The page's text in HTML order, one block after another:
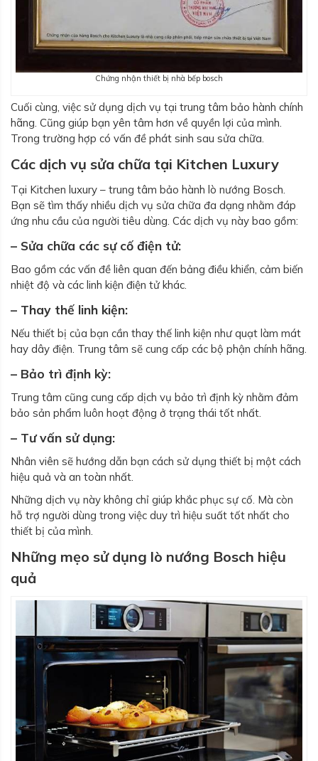
Chứng nhận thiết bị nhà bếp bosch
Cuối cùng, việc sử dụng dịch vụ tại trung tâm bảo hành chính
hãng. Cũng giúp bạn yên tâm hơn về quyền lợi của mình.
Trong trường hợp có vấn đề phát sinh sau sửa chữa.
Các dịch vụ sửa chữa tại Kitchen Luxury
Tại Kitchen luxury – trung tâm bảo hành lò nướng Bosch.
Bạn sẽ tìm thấy nhiều dịch vụ sửa chữa đa dạng nhằm đáp
ứng nhu cầu của người tiêu dùng. Các dịch vụ này bao gồm:
– Sửa chữa các sự cố điện tử:
Bao gồm các vấn đề liên quan đến bảng điều khiển, cảm biến
nhiệt độ và các linh kiện điện tử khác.
– Thay thế linh kiện:
Nếu thiết bị của bạn cần thay thế linh kiện như quạt làm mát
hay dây điện. Trung tâm sẽ cung cấp các bộ phận chính hãng.
– Bảo trì định kỳ:
Trung tâm cũng cung cấp dịch vụ bảo trì định kỳ nhằm đảm
bảo sản phẩm luôn hoạt động ở trạng thái tốt nhất.
– Tư vấn sử dụng:
Nhân viên sẽ hướng dẫn bạn cách sử dụng thiết bị một cách
hiệu quả và an toàn nhất.
Những dịch vụ này không chỉ giúp khắc phục sự cố. Mà còn
hỗ trợ người dùng trong việc duy trì hiệu suất tốt nhất cho
thiết bị của mình.
Những mẹo sử dụng lò nướng Bosch hiệu
quả